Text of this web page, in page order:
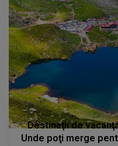
Destinaţii de
Unde poţi merge